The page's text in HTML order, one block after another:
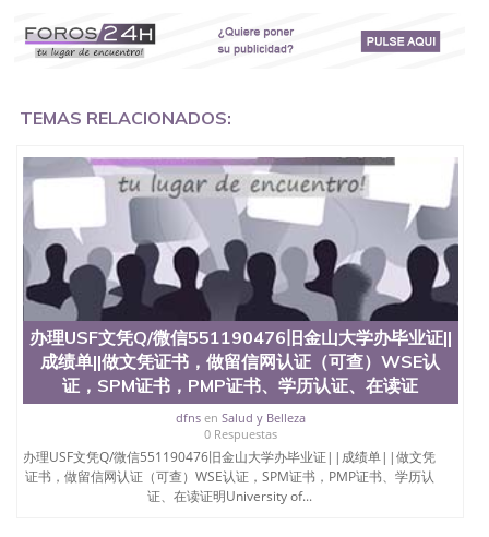
551190476如何办理本科/硕士毕业证551190476网上
买文凭可靠吗551190476哪里可以买国外文凭
证551190476哪里可以制作美国毕业证551190476哪
买假毕业证551190476哪里可以办理加拿大毕业证
551190476申请学校办理假的毕业证成绩单可以吗
551190476哪里可以办理水印成绩单551190476哪里
可以修改成绩单GPA分数551190476假毕业证能查出
来吗551190476假文凭网上能查到吗551190476 如何
拿到国外毕业证QQ微信551190476办假大学毕业证
QQ微信551190476国外毕业证去哪认证QQ微信
551190476找毕业证封皮QQ微信551190476国外毕业
证外壳定制QQ微信551190476快速代办国外毕业证
QQ微信551190476快速拿到国外文凭QQ微信
551190476国外留学文凭认证QQ微信551190476国外
文凭回国认证QQ微信551190476泰国文凭办理QQ微
信551190476法国留学回国证明QQ微信551190476 国
外烫金照片QQ微信551190476外国文凭在中国有用吗
QQ微信551190476德国留学回国证明QQ微信
551190476爱尔兰留学回国证明QQ微信551190476国
外硕士文凭办理QQ微信551190476 网上买文凭可靠
吗QQ微信551190476买国外文凭质量QQ微信
TEMAS RELACIONADOS:
办理USF文凭Q/微信551190476旧金山大学办毕业证||
成绩单||做文凭证书，做留信网认证（可查）WSE认
证，SPM证书，PMP证书、学历认证、在读证
dfnsen Salud y Belleza
0 Respuestas
办理USF文凭Q/微信551190476旧金山大学办毕业证||成绩单||做文凭
证书，做留信网认证（可查）WSE认证，SPM证书，PMP证书、学历认
证、在读证明University of...